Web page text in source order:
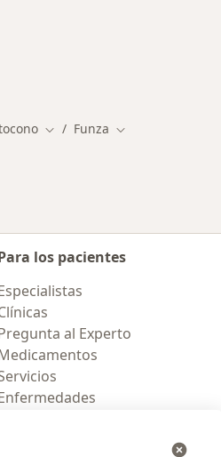
Cambiar de ciudad
Funza Cambiar de ciudad
los pacientes
al Experto